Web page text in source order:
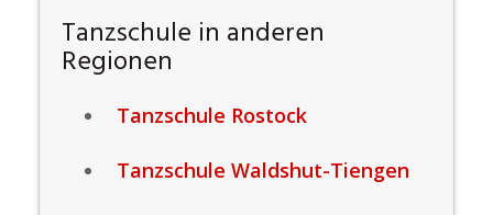
Tanzschule in anderen
Regionen
Tanzschule Rostock
Tanzschule Waldshut-Tiengen